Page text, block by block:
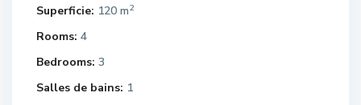
Superficie: 120 m2
Rooms: 4
Bedrooms: 3
Salles de bains: 1